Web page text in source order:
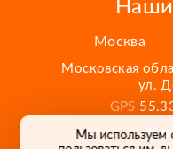
Москва
Московская
ул.
GPS
Мы используем